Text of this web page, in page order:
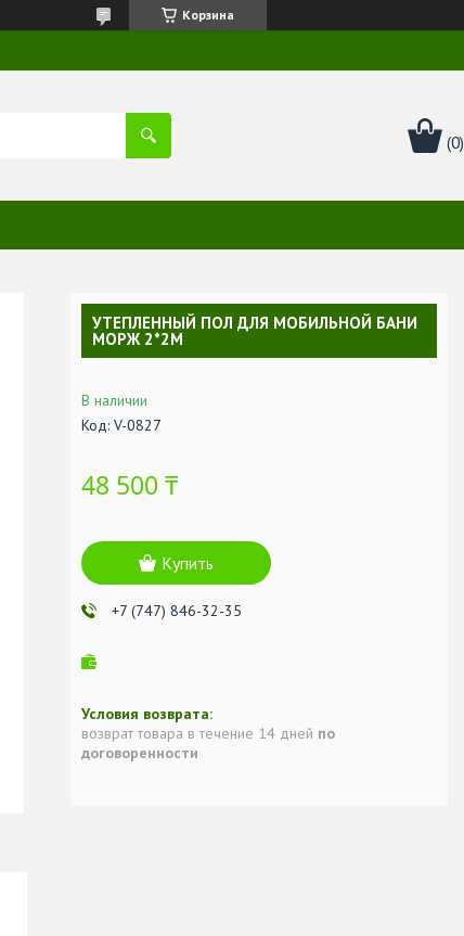
Корзина
УТЕПЛЕННЫЙ ПОЛ ДЛЯ МОБИЛЬНОЙ БАНИ
МОРЖ 2*2М
В наличии
Код: V-0827
48 500 ₸
Купить
+7 (747) 846-32-35
возврат товара в течение 14 дней по
договоренности